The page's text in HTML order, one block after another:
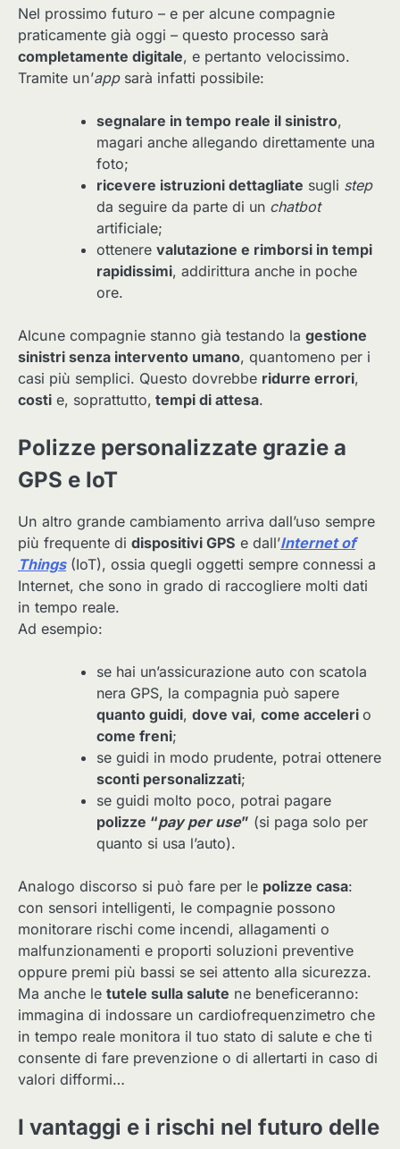
Nel prossimo futuro – e per alcune compagnie
praticamente già oggi – questo processo sarà
completamente digitale, e pertanto velocissimo.
Tramite un’appsarà infatti possibile:
segnalare in tempo reale il sinistro,
magari anche allegando direttamente una
foto;
ricevere istruzioni dettagliate sugli step
da seguire da parte di un chatbot
artificiale;
ottenere valutazione e rimborsi in tempi
rapidissimi, addirittura anche in poche
ore.
Alcune compagnie stanno già testando la gestione
sinistri senza intervento umano, quantomeno per i
casi più semplici. Questo dovrebbe ridurre errori,
costi e, soprattutto, tempi di attesa.
Polizze personalizzate grazie a
GPS e IoT
Un altro grande cambiamento arriva dall’uso sempre
più frequente di dispositivi GPS e dall’Internet of
Things(IoT), ossia quegli oggetti sempre connessi a
Internet, che sono in grado di raccogliere molti dati
in tempo reale.
Ad esempio:
se hai un’assicurazione auto con scatola
nera GPS, la compagnia può sapere
quanto guidi, dove vai, come acceleri o
come freni;
se guidi in modo prudente, potrai ottenere
sconti personalizzati;
se guidi molto poco, potrai pagare
polizze “pay per use” (si paga solo per
quanto si usa l’auto).
Analogo discorso si può fare per le polizze casa:
con sensori intelligenti, le compagnie possono
monitorare rischi come incendi, allagamenti o
malfunzionamenti e proporti soluzioni preventive
oppure premi più bassi se sei attento alla sicurezza.
Ma anche le tutele sulla salute ne beneficeranno:
immagina di indossare un cardiofrequenzimetro che
in tempo reale monitora il tuo stato di salute e che ti
consente di fare prevenzione o di allertarti in caso di
valori difformi…
I vantaggi e i rischi nel futuro delle